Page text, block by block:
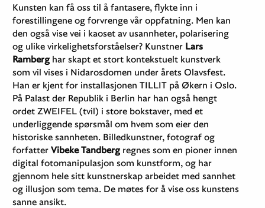
Kunsten kan få oss til å fantasere, flykte inn i
forestillingene og forvrenge vår oppfatning. Men kan
den også vise vei i kaoset av usannheter, polarisering
og ulike virkelighetsforståelser? Kunstner Lars
Ramberg har skapt et stort kontekstuelt kunstverk
som vil vises i Nidarosdomen under årets Olavsfest.
Han er kjent for installasjonen TILLIT på Økern i Oslo.
På Palast der Republik i Berlin har han også hengt
ordet ZWEIFEL (tvil) i store bokstaver, med et
underliggende spørsmål om hvem som eier den
historiske sannheten. Billedkunstner, fotograf og
forfatterVibeke Tandberg regnes som en pioner innen
digital fotomanipulasjon som kunstform, og har
gjennom hele sitt kunstnerskap arbeidet med sannhet
og illusjon som tema. De møtes for å vise oss kunstens
sanne ansikt.